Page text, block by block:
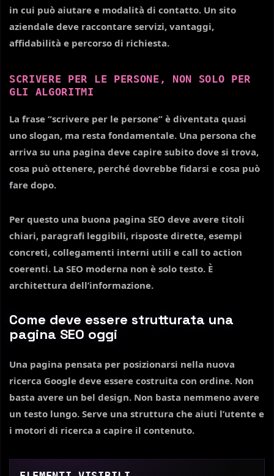
in cui può aiutare e modalità di contatto. Un sito
aziendale deve raccontare servizi, vantaggi,
affidabilità e percorso di richiesta.
SCRIVERE PER LE PERSONE, NON SOLO PER
GLI ALGORITMI
La frase “scrivere per le persone” è diventata quasi
uno slogan, ma resta fondamentale. Una persona che
arriva su una pagina deve capire subito dove si trova,
cosa può ottenere, perché dovrebbe fidarsi e cosa può
fare dopo.
Per questo una buona pagina SEO deve avere titoli
chiari, paragrafi leggibili, risposte dirette, esempi
concreti, collegamenti interni utili e call to action
coerenti. La SEO moderna non è solo testo. È
architettura dell’informazione.
Come deve essere strutturata una
pagina SEO oggi
Una pagina pensata per posizionarsi nella nuova
ricerca Google deve essere costruita con ordine. Non
basta avere un bel design. Non basta nemmeno avere
un testo lungo. Serve una struttura che aiuti l’utente e
i motori di ricerca a capire il contenuto.